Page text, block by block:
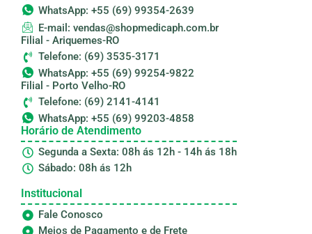
WhatsApp: +55 (69) 99354-2639
E-mail: vendas@shopmedicaph.com.br
Filial - Ariquemes-RO
Telefone: (69) 3535-3171
WhatsApp: +55 (69) 99254-9822
Filial - Porto Velho-RO
Telefone: (69) 2141-4141
WhatsApp: +55 (69) 99203-4858
Horário de Atendimento
Segunda a Sexta: 08h ás 12h - 14h ás 18h
Sábado: 08h ás 12h
Institucional
Fale Conosco
Meios de Pagamento e de Frete